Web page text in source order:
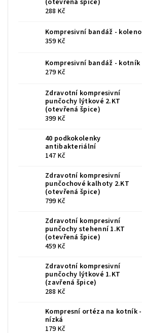
(otevřená špice)
288 Kč
Kompresivní bandáž - koleno
359 Kč
Kompresivní bandáž - kotník
279 Kč
Zdravotní kompresivní
punčochy lýtkové 2.KT
(otevřená špice)
399 Kč
40 podkokolenky
antibakteriální
147 Kč
Zdravotní kompresivní
punčochové kalhoty 2.KT
(otevřená špice)
799 Kč
Zdravotní kompresivní
punčochy stehenní 1.KT
(otevřená špice)
459 Kč
Zdravotní kompresivní
punčochy lýtkové 1.KT
(zavřená špice)
288 Kč
Kompresní ortéza na kotník -
nízká
179 Kč